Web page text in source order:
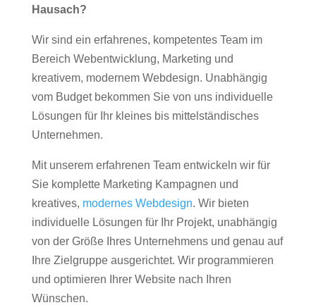
Hausach?
Wir sind ein erfahrenes, kompetentes Team im
Bereich Webentwicklung, Marketing und
kreativem, modernem Webdesign. Unabhängig
vom Budget bekommen Sie von uns individuelle
Lösungen für Ihr kleines bis mittelständisches
Unternehmen.
Mit unserem erfahrenen Team entwickeln wir für
Sie komplette Marketing Kampagnen und
kreatives, modernes Webdesign. Wir bieten
individuelle Lösungen für Ihr Projekt, unabhängig
von der Größe Ihres Unternehmens und genau auf
Ihre Zielgruppe ausgerichtet. Wir programmieren
und optimieren Ihrer Website nach Ihren
Wünschen.